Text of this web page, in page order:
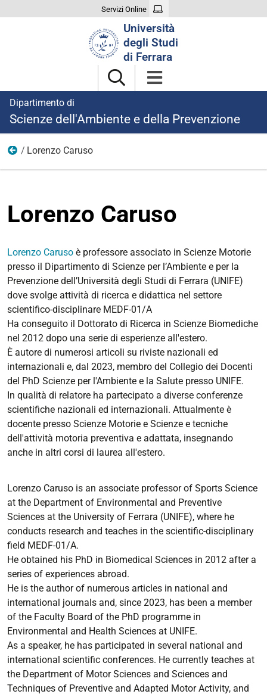
Servizi Online
Università
degli Studi
di Ferrara
Dipartimento di
Scienze dell'Ambiente e della Prevenzione
Professori di Seconda Fascia
Lorenzo Caruso
Lorenzo Caruso
Lorenzo Caruso è professore associato in Scienze Motorie
presso il Dipartimento di Scienze per l’Ambiente e per la
Prevenzione dell’Università degli Studi di Ferrara (UNIFE)
dove svolge attività di ricerca e didattica nel settore
scientifico-disciplinare MEDF-01/A
Ha conseguito il Dottorato di Ricerca in Scienze Biomediche
nel 2012 dopo una serie di esperienze all'estero.
È autore di numerosi articoli su riviste nazionali ed
internazionali e, dal 2023, membro del Collegio dei Docenti
del PhD Scienze per l'Ambiente e la Salute presso UNIFE.
In qualità di relatore ha partecipato a diverse conferenze
scientifiche nazionali ed internazionali. Attualmente è
docente presso Scienze Motorie e Scienze e tecniche
dell'attività motoria preventiva e adattata, insegnando
anche in altri corsi di laurea all'estero.
Lorenzo Caruso is an associate professor of Sports Science
at the Department of Environmental and Preventive
Sciences at the University of Ferrara (UNIFE), where he
conducts research and teaches in the scientific-disciplinary
field MEDF-01/A.
He obtained his PhD in Biomedical Sciences in 2012 after a
series of experiences abroad.
He is the author of numerous articles in national and
international journals and, since 2023, has been a member
of the Faculty Board of the PhD programme in
Environmental and Health Sciences at UNIFE.
As a speaker, he has participated in several national and
international scientific conferences. He currently teaches at
the Department of Motor Sciences and Sciences and
Techniques of Preventive and Adapted Motor Activity, and